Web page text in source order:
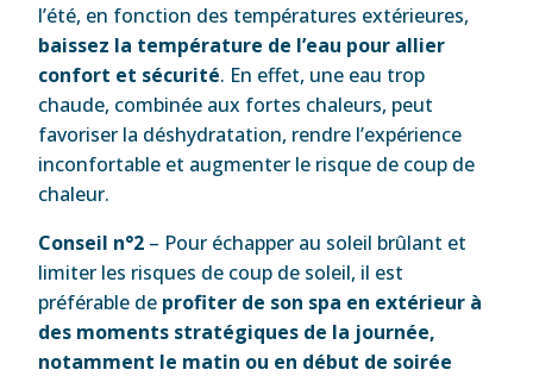
l’été, en fonction des températures extérieures,
baissez la température de l’eau pour allier
confort et sécurité. En effet, une eau trop
chaude, combinée aux fortes chaleurs, peut
favoriser la déshydratation, rendre l’expérience
inconfortable et augmenter le risque de coup de
chaleur.
Conseil n°2 – Pour échapper au soleil brûlant et
limiter les risques de coup de soleil, il est
préférable de profiter de son spa en extérieur à
des moments stratégiques de la journée,
notamment le matin ou en début de soirée